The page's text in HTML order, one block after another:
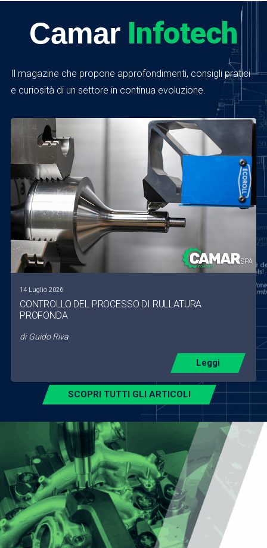
Camar Infotech
Il magazine che propone approfondimenti, consigli pratici
e curiosità di un settore in continua evoluzione.
14 Luglio 2026
CONTROLLO DEL PROCESSO DI RULLATURA
PROFONDA
di Guido Riva
Leggi
SCOPRI TUTTI GLI ARTICOLI